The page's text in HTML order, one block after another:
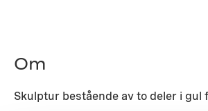
Om
Skulptur bestående av to deler i gul